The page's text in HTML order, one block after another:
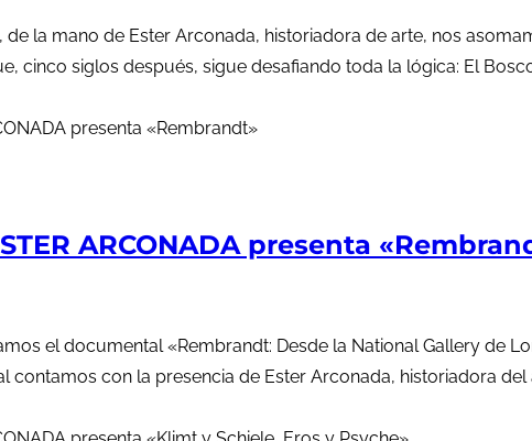
de la mano de Ester Arconada, historiadora de arte, nos
cinco siglos después, sigue desafiando toda la lógica: El
ARCONADA presenta
el documental «Rembrandt: Desde la National Gallery de
contamos con la presencia de Ester Arconada, historiadora del